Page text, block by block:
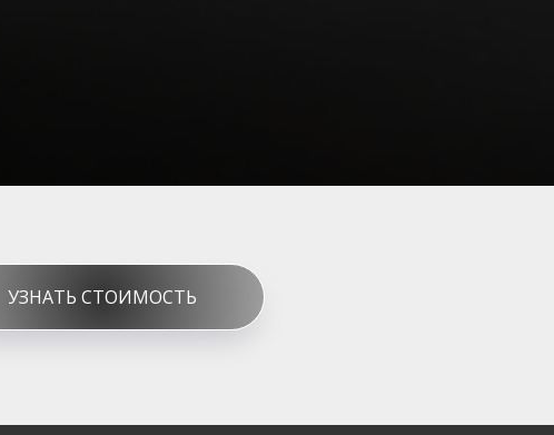
УЗНАТЬ СТОИМОСТЬ